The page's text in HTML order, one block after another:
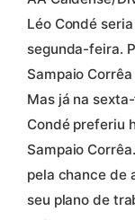
Léo Condé
segunda-feira.
Sampaio Corrêa
Mas já na
Condé preferiu
Sampaio
pela chance de
seu plano de